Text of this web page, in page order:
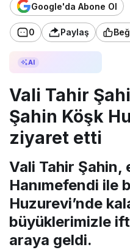
Google'da Abone Ol
0 Paylaş
AI
Vali Tahir
Şahin Köşk
ziyaret etti
Vali Tahir Şahin,
Hanımefendi ile
Huzurevi’nde
büyüklerimizle
araya geldi.